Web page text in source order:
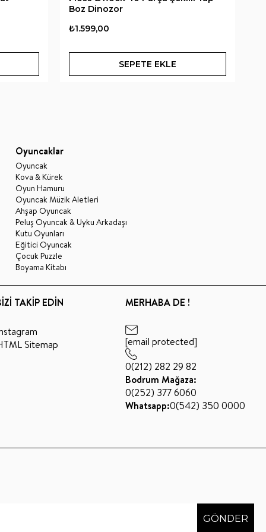
Boz Dinozor
₺1.599,00
SEPETE EKLE
Oyuncaklar
Oyuncak
Kova & Kürek
Oyun Hamuru
Oyuncak Müzik Aletleri
Ahşap Oyuncak
Peluş Oyuncak & Uyku Arkadaşı
Kutu Oyunları
Eğitici Oyuncak
Çocuk Puzzle
Boyama Kitabı
TAKİP EDİN
Sitemap
MERHABA DE !
[email protected]
0(212) 282 29 82
Bodrum Mağaza:
0(252) 377 6060
Whatsapp:0(542) 350 0000
GÖNDER